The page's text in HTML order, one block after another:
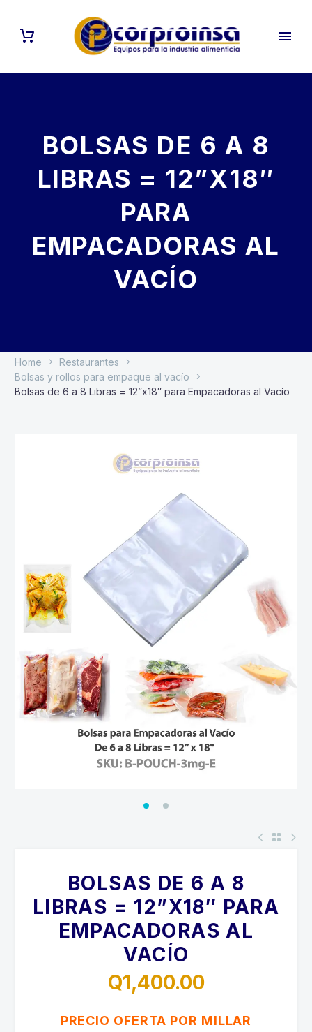
BOLSAS DE 6 A 8
LIBRAS = 12”X18″
PARA
EMPACADORAS AL
VACÍO
Home
Restaurantes
Bolsas y rollos para empaque al vacío
Bolsas de 6 a 8 Libras = 12”x18″ para Empacadoras al Vacío
BOLSAS DE 6 A 8
LIBRAS = 12”X18″ PARA
EMPACADORAS AL
VACÍO
Q1,400.00
PRECIO OFERTA POR MILLAR